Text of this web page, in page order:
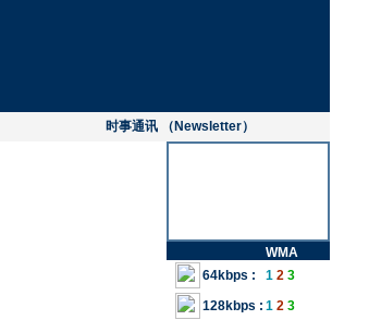
时事通讯 （Newsletter）
WMA
64kbps :
1 2 3
128kbps : 1 2 3